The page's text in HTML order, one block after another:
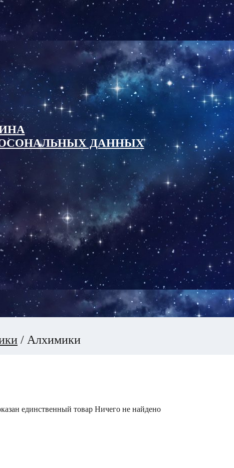
ДАННЫХ
/ Алхимики
единственный товар Ничего не найдено